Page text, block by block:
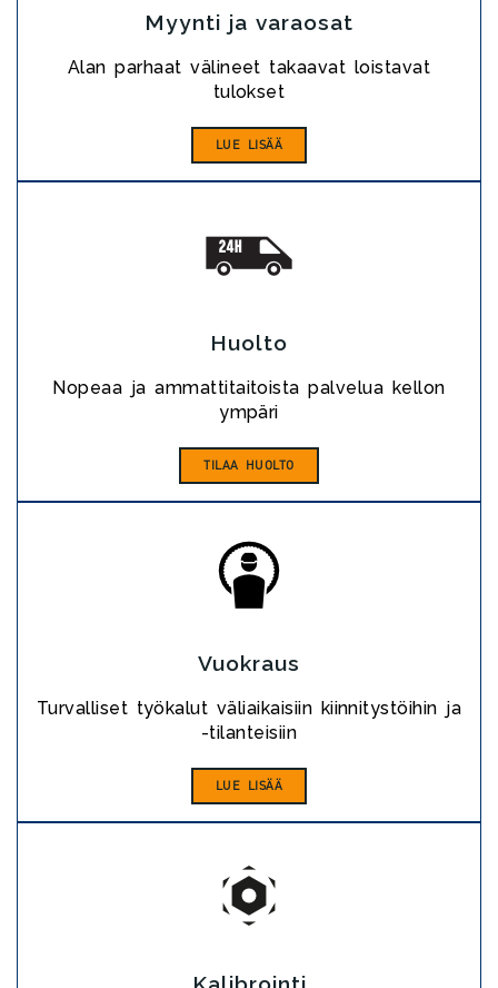
Myynti ja varaosat
Alan parhaat välineet takaavat loistavat
tulokset
LUE LISÄÄ
Huolto
Nopeaa ja ammattitaitoista palvelua kellon
ympäri
TILAA HUOLTO
Vuokraus
Turvalliset työkalut väliaikaisiin kiinnitystöihin ja
-tilanteisiin
LUE LISÄÄ
Kalibrointi